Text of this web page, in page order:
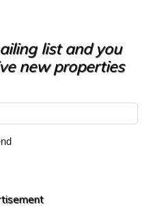
list and you
new properties